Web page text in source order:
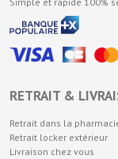
RETRAIT &
Retrait dans la
Retrait locker extérieur
Livraison chez vous